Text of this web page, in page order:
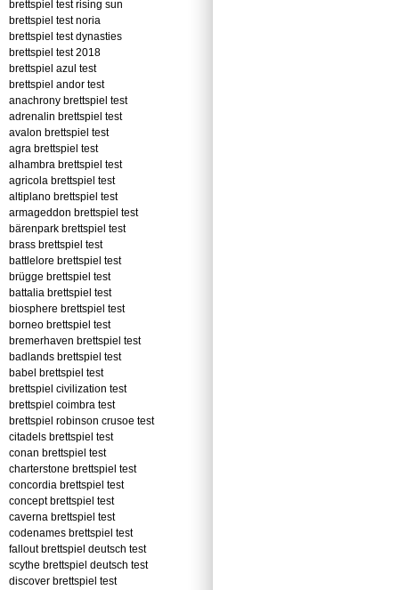
brettspiel test rising sun
brettspiel test noria
brettspiel test dynasties
brettspiel test 2018
brettspiel azul test
brettspiel andor test
anachrony brettspiel test
adrenalin brettspiel test
avalon brettspiel test
agra brettspiel test
alhambra brettspiel test
agricola brettspiel test
altiplano brettspiel test
armageddon brettspiel test
bärenpark brettspiel test
brass brettspiel test
battlelore brettspiel test
brügge brettspiel test
battalia brettspiel test
biosphere brettspiel test
borneo brettspiel test
bremerhaven brettspiel test
badlands brettspiel test
babel brettspiel test
brettspiel civilization test
brettspiel coimbra test
brettspiel robinson crusoe test
citadels brettspiel test
conan brettspiel test
charterstone brettspiel test
concordia brettspiel test
concept brettspiel test
caverna brettspiel test
codenames brettspiel test
fallout brettspiel deutsch test
scythe brettspiel deutsch test
discover brettspiel test